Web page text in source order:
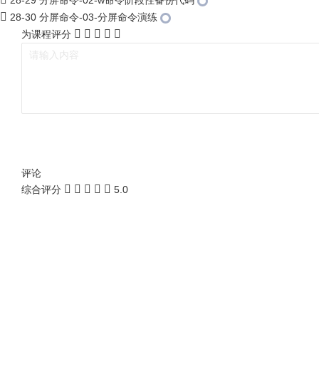
28-30 分屏命令-03-分屏命令演练
为课程评分
评论
综合评分
5.0